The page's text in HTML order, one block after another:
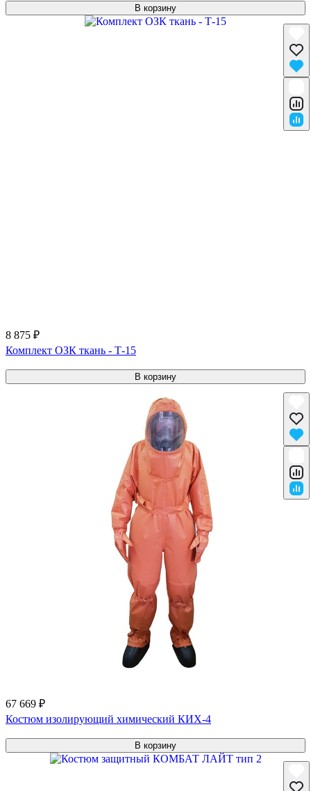
В корзину
8 875 ₽
Комплект ОЗК ткань - Т-15
В корзину
67 669 ₽
Костюм изолирующий химический КИХ-4
В корзину